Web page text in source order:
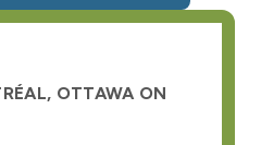
OTTAWA ON